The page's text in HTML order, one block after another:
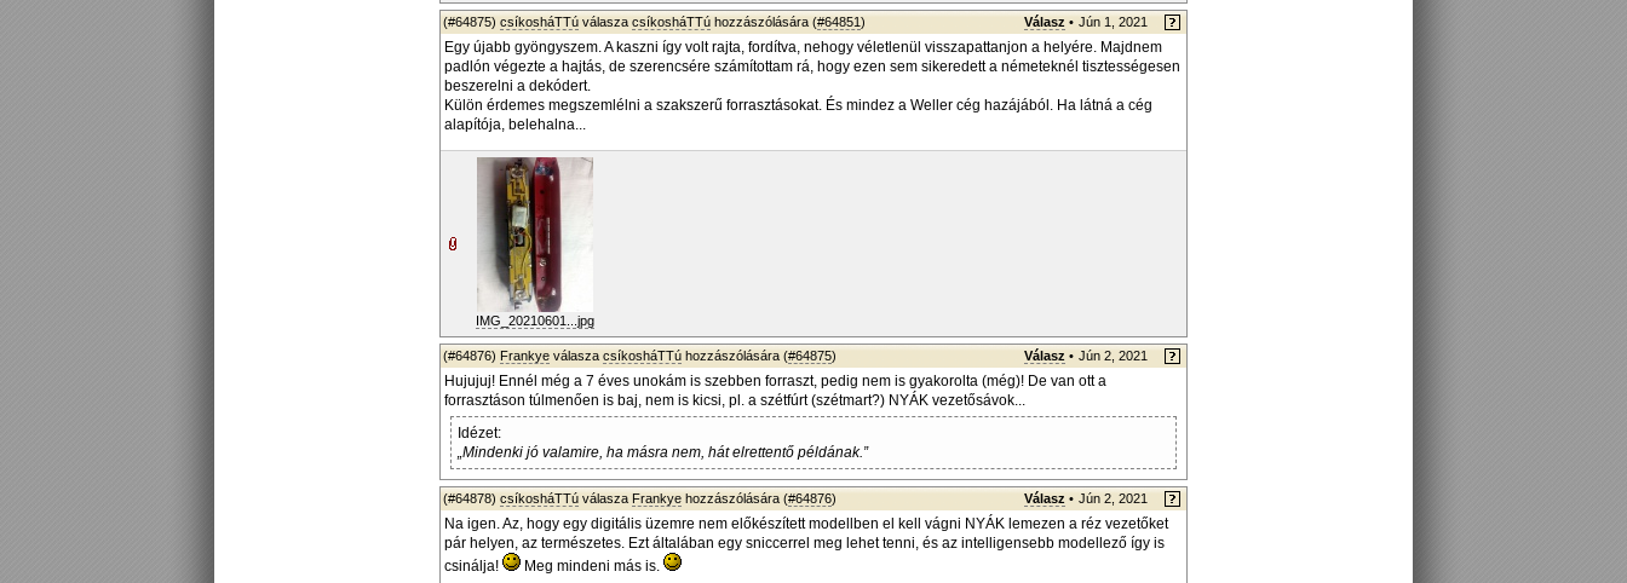
(#64875) csíkosháTTú válasza csíkosháTTú hozzászólására (#64851) Válasz • Jún 1, 2021
Egy újabb gyöngyszem. A kaszni így volt rajta, fordítva, nehogy véletlenül visszapattanjon a helyére. Majdnem
padlón végezte a hajtás, de szerencsére számítottam rá, hogy ezen sem sikeredett a németeknél tisztességesen
beszerelni a dekódert.
Külön érdemes megszemlélni a szakszerű forrasztásokat. És mindez a Weller cég hazájából. Ha látná a cég
alapítója, belehalna...
IMG_20210601...jpg
(#64876) Frankye válasza csíkosháTTú hozzászólására (#64875) Válasz • Jún 2, 2021
Hujujuj! Ennél még a 7 éves unokám is szebben forraszt, pedig nem is gyakorolta (még)! De van ott a
forrasztáson túlmenően is baj, nem is kicsi, pl. a szétfúrt (szétmart?) NYÁK vezetősávok...
Idézet:
„Mindenki jó valamire, ha másra nem, hát elrettentő példának.”
(#64878) csíkosháTTú válasza Frankye hozzászólására (#64876) Válasz • Jún 2, 2021
Na igen. Az, hogy egy digitális üzemre nem előkészített modellben el kell vágni NYÁK lemezen a réz vezetőket
pár helyen, az természetes. Ezt általában egy sniccerrel meg lehet tenni, és az intelligensebb modellező így is
csinálja!
Meg mindeni más is.